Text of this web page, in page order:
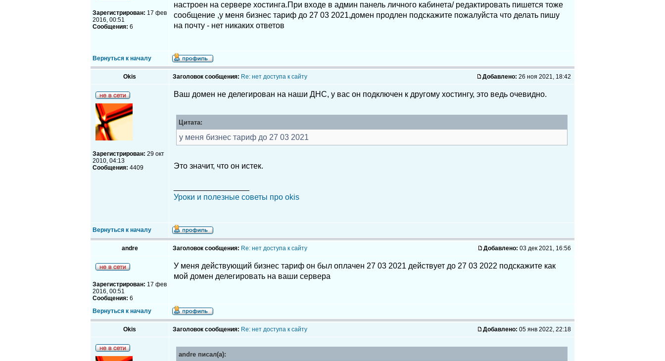
Зарегистрирован: 17 фев
2016, 00:51
Сообщения: 6
настроен на сервере хостинга.При входе в админ панель личного кабинета/ редактировать пишется тоже
сообщение ,у меня бизнес тариф до 27 03 2021,домен продлен подскажите пожалуйста что делать пишу
на почту - нет никаких ответов
Вернуться к началу
Okis Заголовок сообщения: Re: нет доступа к сайту Добавлено: 26 ноя 2021, 18:42
Зарегистрирован: 29 окт
2010, 04:13
Сообщения: 4409
Ваш домен не делегирован на наши ДНС, у вас он подключен к другому хостингу, это ведь очевидно.
Цитата:
у меня бизнес тариф до 27 03 2021
Это значит, что он истек.
Уроки и полезные советы про okis
Вернуться к началу
andre Заголовок сообщения: Re: нет доступа к сайту Добавлено: 03 дек 2021, 16:56
Зарегистрирован: 17 фев
2016, 00:51
Сообщения: 6
У меня действующий бизнес тариф он был оплачен 27 03 2021 действует до 27 03 2022 подскажите как
мой домен делегировать на ваши сервера
Вернуться к началу
Okis Заголовок сообщения: Re: нет доступа к сайту Добавлено: 05 янв 2022, 22:18
andre писал(а):